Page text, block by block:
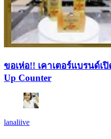
ขอเห่อ!! เคาเตอร์แบรนด์เ
Up Counter
lanaliive